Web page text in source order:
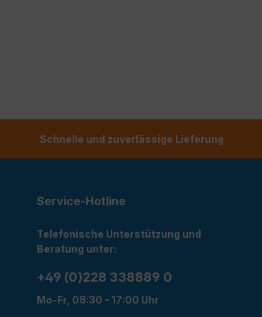
Schnelle und zuverlässige Lieferung
Service-Hotline
Telefonische Unterstützung und
Beratung unter:
+49 (0)228 338889 0
Mo-Fr, 08:30 - 17:00 Uhr